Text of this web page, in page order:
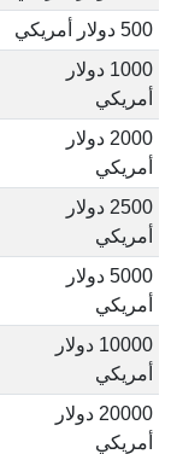
500 دولار أمريكي
1000 دولار
أمريكي
2000 دولار
أمريكي
2500 دولار
أمريكي
5000 دولار
أمريكي
10000 دولار
أمريكي
20000 دولار
أمريكي